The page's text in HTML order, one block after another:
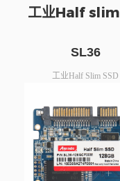
工业Half slim
SL36
工业Half Slim SSD